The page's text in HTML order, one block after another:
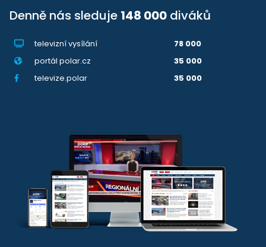
Denně nás sleduje 148 000 diváků
televizní vysílání
78 000
portál polar.cz
35 000
televize.polar
35 000